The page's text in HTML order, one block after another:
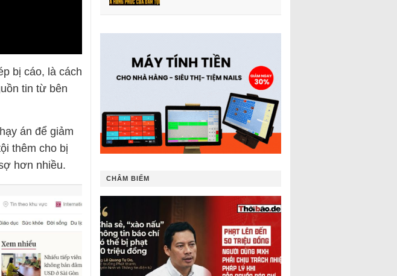
bị cáo, là cách
tin từ bên
án để giảm
thêm cho bị
hơn nhiều.
CHÂM BIẾM